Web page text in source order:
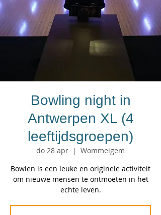
Bowling night in
Antwerpen XL (4
leeftijdsgroepen)
do 28 apr
  |
Wommelgem
Bowlen is een leuke en originele activiteit
om nieuwe mensen te ontmoeten in het
echte leven.